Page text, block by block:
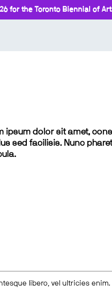
for the Toronto Biennial of
ipsum dolor sit amet,
sed facilisis. Nunc
libero, vel ultricies enim.